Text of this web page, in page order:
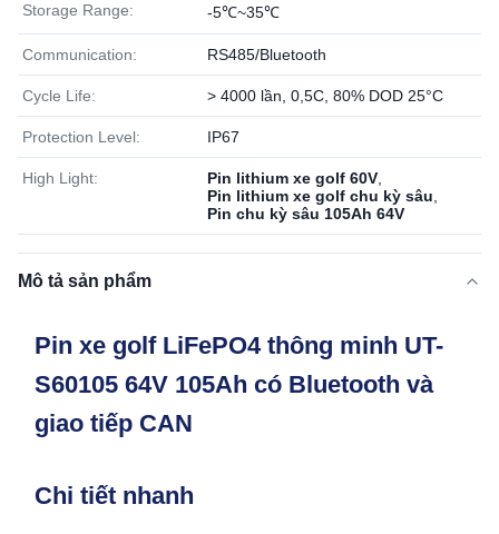
Storage Range: -5℃~35℃
Communication: RS485/Bluetooth
Cycle Life: > 4000 lần, 0,5C, 80% DOD 25°C
Protection Level: IP67
High Light: Pin lithium xe golf 60V
Pin lithium xe golf chu kỳ sâu
Pin chu kỳ sâu 105Ah 64V
Mô tả sản phẩm
Pin xe golf LiFePO4 thông minh UT-
S60105 64V 105Ah có Bluetooth và
giao tiếp CAN
Chi tiết nhanh